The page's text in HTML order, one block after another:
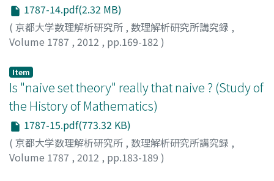
1787-14.pdf(2.32 MB)
( 京都大学数理解析研究所 , 数理解析研究所講究録 ,
Volume 1787 , 2012 , pp.169-182 )
Item
Is "naive set theory" really that naive ? (Study of
the History of Mathematics)
1787-15.pdf(773.32 KB)
( 京都大学数理解析研究所 , 数理解析研究所講究録 ,
Volume 1787 , 2012 , pp.183-189 )